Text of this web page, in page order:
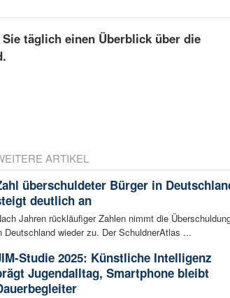
täglich einen Überblick über die
ARTIKEL
überschuldeter Bürger in
deutlich an
Jahren rückläufiger Zahlen nimmt die
Deutschland wieder zu. Der SchuldnerAtlas ...
Studie 2025: Künstliche Intelligenz
Jugendalltag, Smartphone bleibt